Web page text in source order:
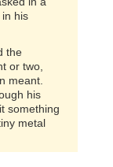
his
the
or two,
meant.
his
something
metal